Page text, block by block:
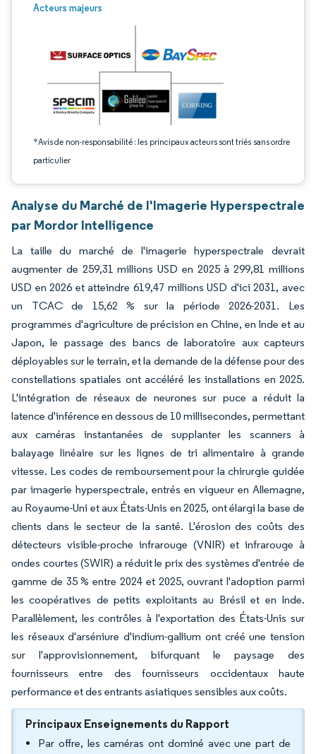
Acteurs majeurs
*Avis de non-responsabilité : les principaux acteurs sont triés sans ordre
particulier
Image © Mordor Intelligence. La réutilisation nécessite une attribution sous CC
Analyse du Marché de l'Imagerie Hyperspectrale
par Mordor Intelligence
La taille du marché de l'imagerie hyperspectrale devrait
augmenter de 259,31 millions USD en 2025 à 299,81 millions
USD en 2026 et atteindre 619,47 millions USD d'ici 2031, avec
un TCAC de 15,62 % sur la période 2026-2031. Les
programmes d'agriculture de précision en Chine, en Inde et au
Japon, le passage des bancs de laboratoire aux capteurs
déployables sur le terrain, et la demande de la défense pour des
constellations spatiales ont accéléré les installations en 2025.
L'intégration de réseaux de neurones sur puce a réduit la
latence d'inférence en dessous de 10 millisecondes, permettant
aux caméras instantanées de supplanter les scanners à
balayage linéaire sur les lignes de tri alimentaire à grande
vitesse. Les codes de remboursement pour la chirurgie guidée
par imagerie hyperspectrale, entrés en vigueur en Allemagne,
au Royaume-Uni et aux États-Unis en 2025, ont élargi la base de
clients dans le secteur de la santé. L'érosion des coûts des
détecteurs visible-proche infrarouge (VNIR) et infrarouge à
ondes courtes (SWIR) a réduit le prix des systèmes d'entrée de
gamme de 35 % entre 2024 et 2025, ouvrant l'adoption parmi
les coopératives de petits exploitants au Brésil et en Inde.
Parallèlement, les contrôles à l'exportation des États-Unis sur
les réseaux d'arséniure d'indium-gallium ont créé une tension
sur l'approvisionnement, bifurquant le paysage des
fournisseurs entre des fournisseurs occidentaux haute
performance et des entrants asiatiques sensibles aux coûts.
Principaux Enseignements du Rapport
Par offre, les caméras ont dominé avec une part de